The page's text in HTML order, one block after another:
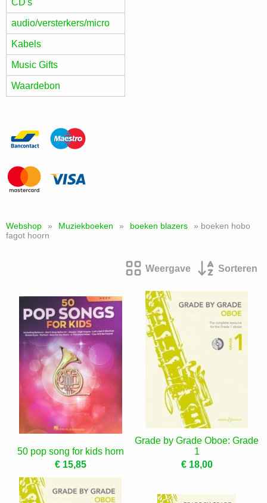
CD's
audio/versterkers/micro
Kabels
Music Gifts
Waardebon
Webshop » Muziekboeken » boeken blazers
» boeken hobo
fagot hoorn
Weergave Sorteren
50 pop song for kids horn
€ 15,85
Grade by Grade Oboe: Grade
1
€ 18,00